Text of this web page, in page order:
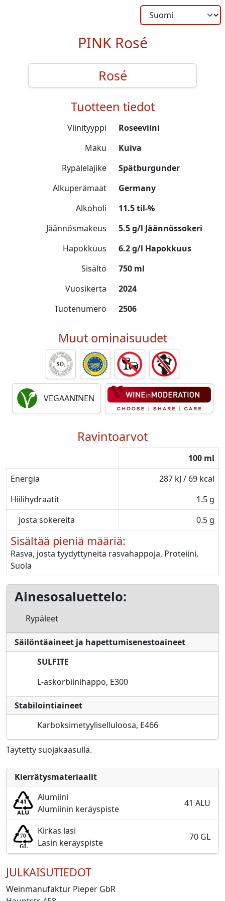
PINK Rosé
Rosé
Tuotteen tiedot
Viinityyppi
Roseeviini
Maku
Kuiva
Rypälelajike
Spätburgunder
Alkuperämaat
Germany
Alkoholi
11.5 til-%
Jäännösmakeus
5.5 g/l Jäännössokeri
Hapokkuus
6.2 g/l Hapokkuus
Sisältö
750 ml
Vuosikerta
2024
Tuotenumero
2506
Muut ominaisuudet
VEGAANINEN
Ravintoarvot
100 ml
Energia
287 kJ / 69 kcal
Hiilihydraatit
1.5 g
josta sokereita
0.5 g
Sisältää pieniä määriä:
Rasva, josta tyydyttyneitä rasvahappoja, Proteiini,
Suola
Ainesosaluettelo:
Rypäleet
Säilöntäaineet ja hapettumisenestoaineet
SULFITE
L-askorbiinihappo, E300
Stabilointiaineet
Karboksimetyyliselluloosa, E466
Täytetty suojakaasulla.
Kierrätysmateriaalit
Alumiini
Alumiinin keräyspiste
41 ALU
Kirkas lasi
Lasin keräyspiste
70 GL
JULKAISUTIEDOT
Weinmanufaktur Pieper GbR